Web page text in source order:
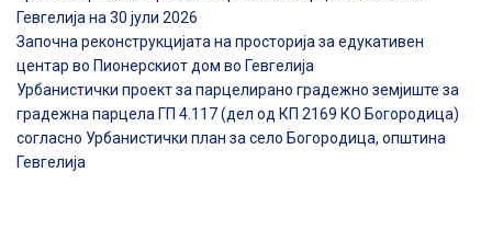
Гевгелија на 30 јули 2026
Започна реконструкцијата на просторија за едукативен
центар во Пионерскиот дом во Гевгелија
Урбанистички проект за парцелирано градежно земјиште за
градежна парцела ГП 4.117 (дел од КП 2169 КО Богородица)
согласно Урбанистички план за село Богородица, општина
Гевгелија